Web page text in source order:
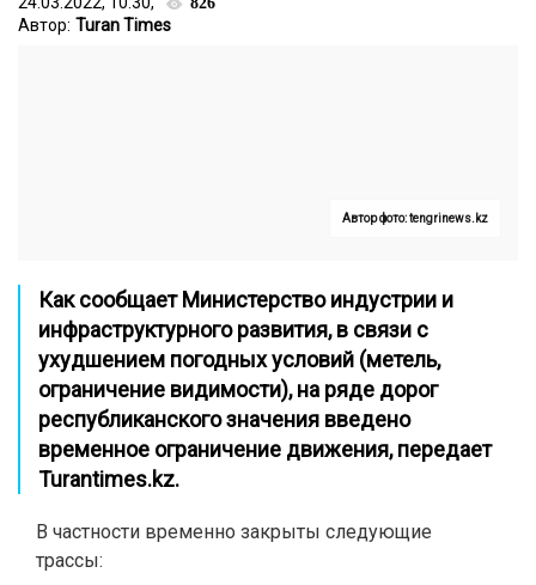
Автор: Turan Times
Автор фото: tengrinews.kz
Как сообщает Министерство индустрии и
инфраструктурного развития, в связи с
ухудшением погодных условий (метель,
ограничение видимости), на ряде дорог
республиканского значения введено
временное ограничение движения, передает
Turantimes.kz.
В частности временно закрыты следующие
трассы: